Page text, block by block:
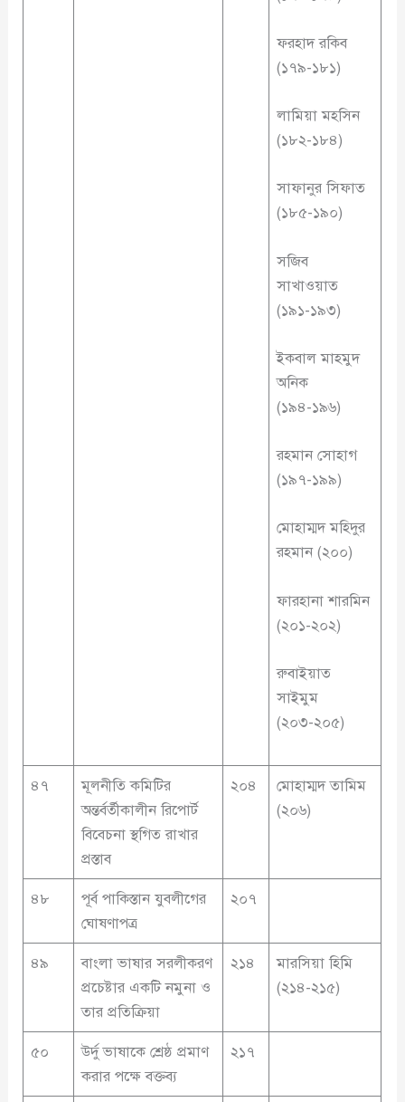
ফরহাদ রকিব
(১৭৯-১৮১)
লামিয়া মহসিন
(১৮২-১৮৪)
সাফানুর সিফাত
(১৮৫-১৯০)
সজিব
সাখাওয়াত
(১৯১-১৯৩)
ইকবাল মাহমুদ
অনিক
(১৯৪-১৯৬)
রহমান সোহাগ
(১৯৭-১৯৯)
মোহাম্মদ মহিদুর
রহমান (২০০)
ফারহানা শারমিন
(২০১-২০২)
রুবাইয়াত
সাইমুম
(২০৩-২০৫)
৪৭
মূলনীতি কমিটির
অন্তর্বর্তীকালীন রিপোর্ট
বিবেচনা স্থগিত রাখার
প্রস্তাব
২০৪
মোহাম্মদ তামিম
(২০৬)
৪৮
পূর্ব পাকিস্তান যুবলীগের
ঘোষণাপত্র
২০৭
৪৯
বাংলা ভাষার সরলীকরণ
প্রচেষ্টার একটি নমুনা ও
তার প্রতিক্রিয়া
২১৪
মারসিয়া হিমি
(২১৪-২১৫)
৫০
উর্দু ভাষাকে শ্রেষ্ঠ প্রমাণ
করার পক্ষে বক্তব্য
২১৭